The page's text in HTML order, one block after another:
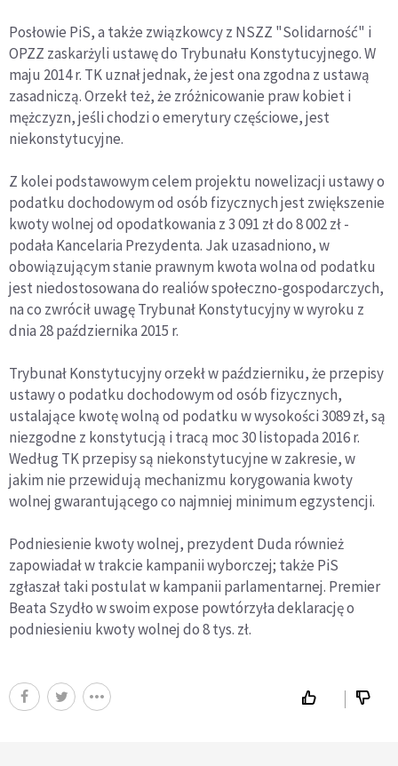
Posłowie PiS, a także związkowcy z NSZZ "Solidarność" i
OPZZ zaskarżyli ustawę do Trybunału Konstytucyjnego. W
maju 2014 r. TK uznał jednak, że jest ona zgodna z ustawą
zasadniczą. Orzekł też, że zróżnicowanie praw kobiet i
mężczyzn, jeśli chodzi o emerytury częściowe, jest
niekonstytucyjne.
Z kolei podstawowym celem projektu nowelizacji ustawy o
podatku dochodowym od osób fizycznych jest zwiększenie
kwoty wolnej od opodatkowania z 3 091 zł do 8 002 zł -
podała Kancelaria Prezydenta. Jak uzasadniono, w
obowiązującym stanie prawnym kwota wolna od podatku
jest niedostosowana do realiów społeczno-gospodarczych,
na co zwrócił uwagę Trybunał Konstytucyjny w wyroku z
dnia 28 października 2015 r.
Trybunał Konstytucyjny orzekł w październiku, że przepisy
ustawy o podatku dochodowym od osób fizycznych,
ustalające kwotę wolną od podatku w wysokości 3089 zł, są
niezgodne z konstytucją i tracą moc 30 listopada 2016 r.
Według TK przepisy są niekonstytucyjne w zakresie, w
jakim nie przewidują mechanizmu korygowania kwoty
wolnej gwarantującego co najmniej minimum egzystencji.
Podniesienie kwoty wolnej, prezydent Duda również
zapowiadał w trakcie kampanii wyborczej; także PiS
zgłaszał taki postulat w kampanii parlamentarnej. Premier
Beata Szydło w swoim expose powtórzyła deklarację o
podniesieniu kwoty wolnej do 8 tys. zł.